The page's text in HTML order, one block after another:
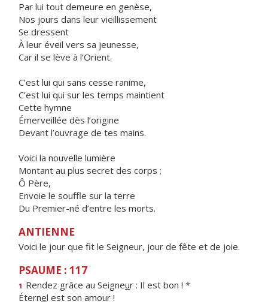
Par lui tout demeure en genèse,
Nos jours dans leur vieillissement
Se dressent
À leur éveil vers sa jeunesse,
Car il se lève à l’Orient.
C’est lui qui sans cesse ranime,
C’est lui qui sur les temps maintient
Cette hymne
Émerveillée dès l’origine
Devant l’ouvrage de tes mains.
Voici la nouvelle lumière
Montant au plus secret des corps ;
Ô Père,
Envoie le souffle sur la terre
Du Premier-né d’entre les morts.
ANTIENNE
Voici le jour que fit le Seigneur, jour de fête et de joie.
PSAUME : 117
1 Rendez grâce au Seigneur : Il est bon ! *
Éternel est son amour !